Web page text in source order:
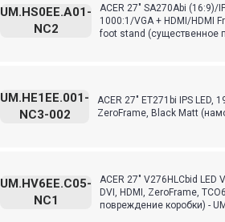
ACER 27" SA270Abi
1000:1/VGA + HDMI/HDMI
foot stand (существенное
UM.HS0EE.A01-
NC2
ACER 27" ET271bi IPS LED,
ZeroFrame, Black Matt
UM.HE1EE.001-
NC3-002
ACER 27" V276HLCbid
DVI, HDMI, ZeroFrame,
повреждение коробки) -
UM.HV6EE.C05-
NC1